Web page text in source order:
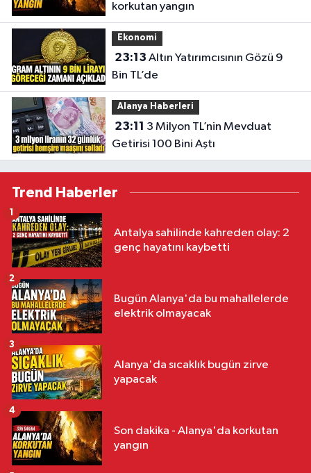
korkutan yangın
Ekonomi
23:13
Bin TL’de
Alanya Haberleri
23:11
Getirisi 100 Bini Aştı
Trend Haberler
Antalya sahilinde kahreden olay: 2
genç hayatını kaybetti
1
Bugün Alanya'da bu mahallelerde
elektrik olmayacak
2
Alanya'da sıcaklık bugün zirve
yapacak
3
Son dakika - Alanya'da korkutan
yangın
4